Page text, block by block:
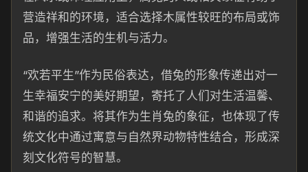
营造祥和的环境，适合选择木属性较旺的布局或饰
品，增强生活的生机与活力。
“欢若平生”作为民俗表达，借兔的形象传递出对一
生幸福安宁的美好期望，寄托了人们对生活温馨、
和谐的追求。将其作为生肖兔的象征，也体现了传
统文化中通过寓意与自然界动物特性结合，形成深
刻文化符号的智慧。